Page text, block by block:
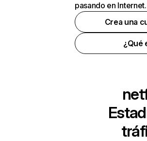
pasando en Internet.
Crea una
¿Qué